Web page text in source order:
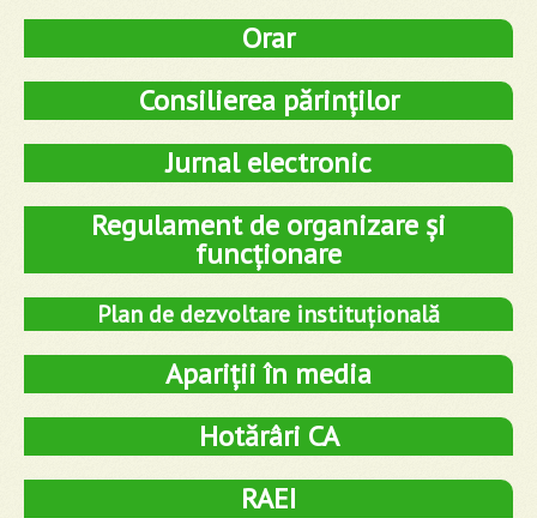
Orar
Consilierea părinților
Jurnal electronic
Regulament de organizare și
funcționare
Plan de dezvoltare instituțională
Apariții în media
Hotărâri CA
RAEI